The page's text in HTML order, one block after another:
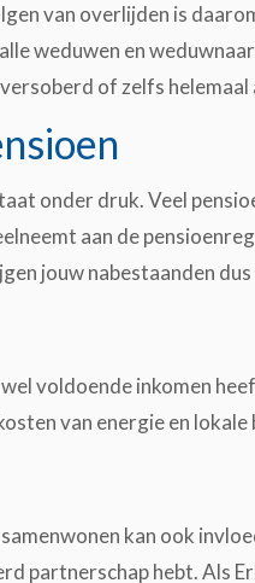
van overlijden is
weduwen en
of zelfs
onder druk. Veel
aan de
jouw nabestaanden
voldoende inkomen
van energie en lokale
kan ook
partnerschap hebt. Als